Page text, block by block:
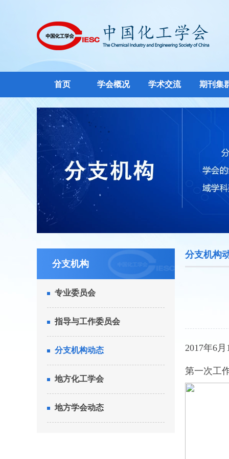
首页 学会概况 学术交流 期刊集
分支机构
专业委员会
指导与工作委员会
分支机构动态
地方化工学会
地方学会动态
分支机构
2017年6
第一次工